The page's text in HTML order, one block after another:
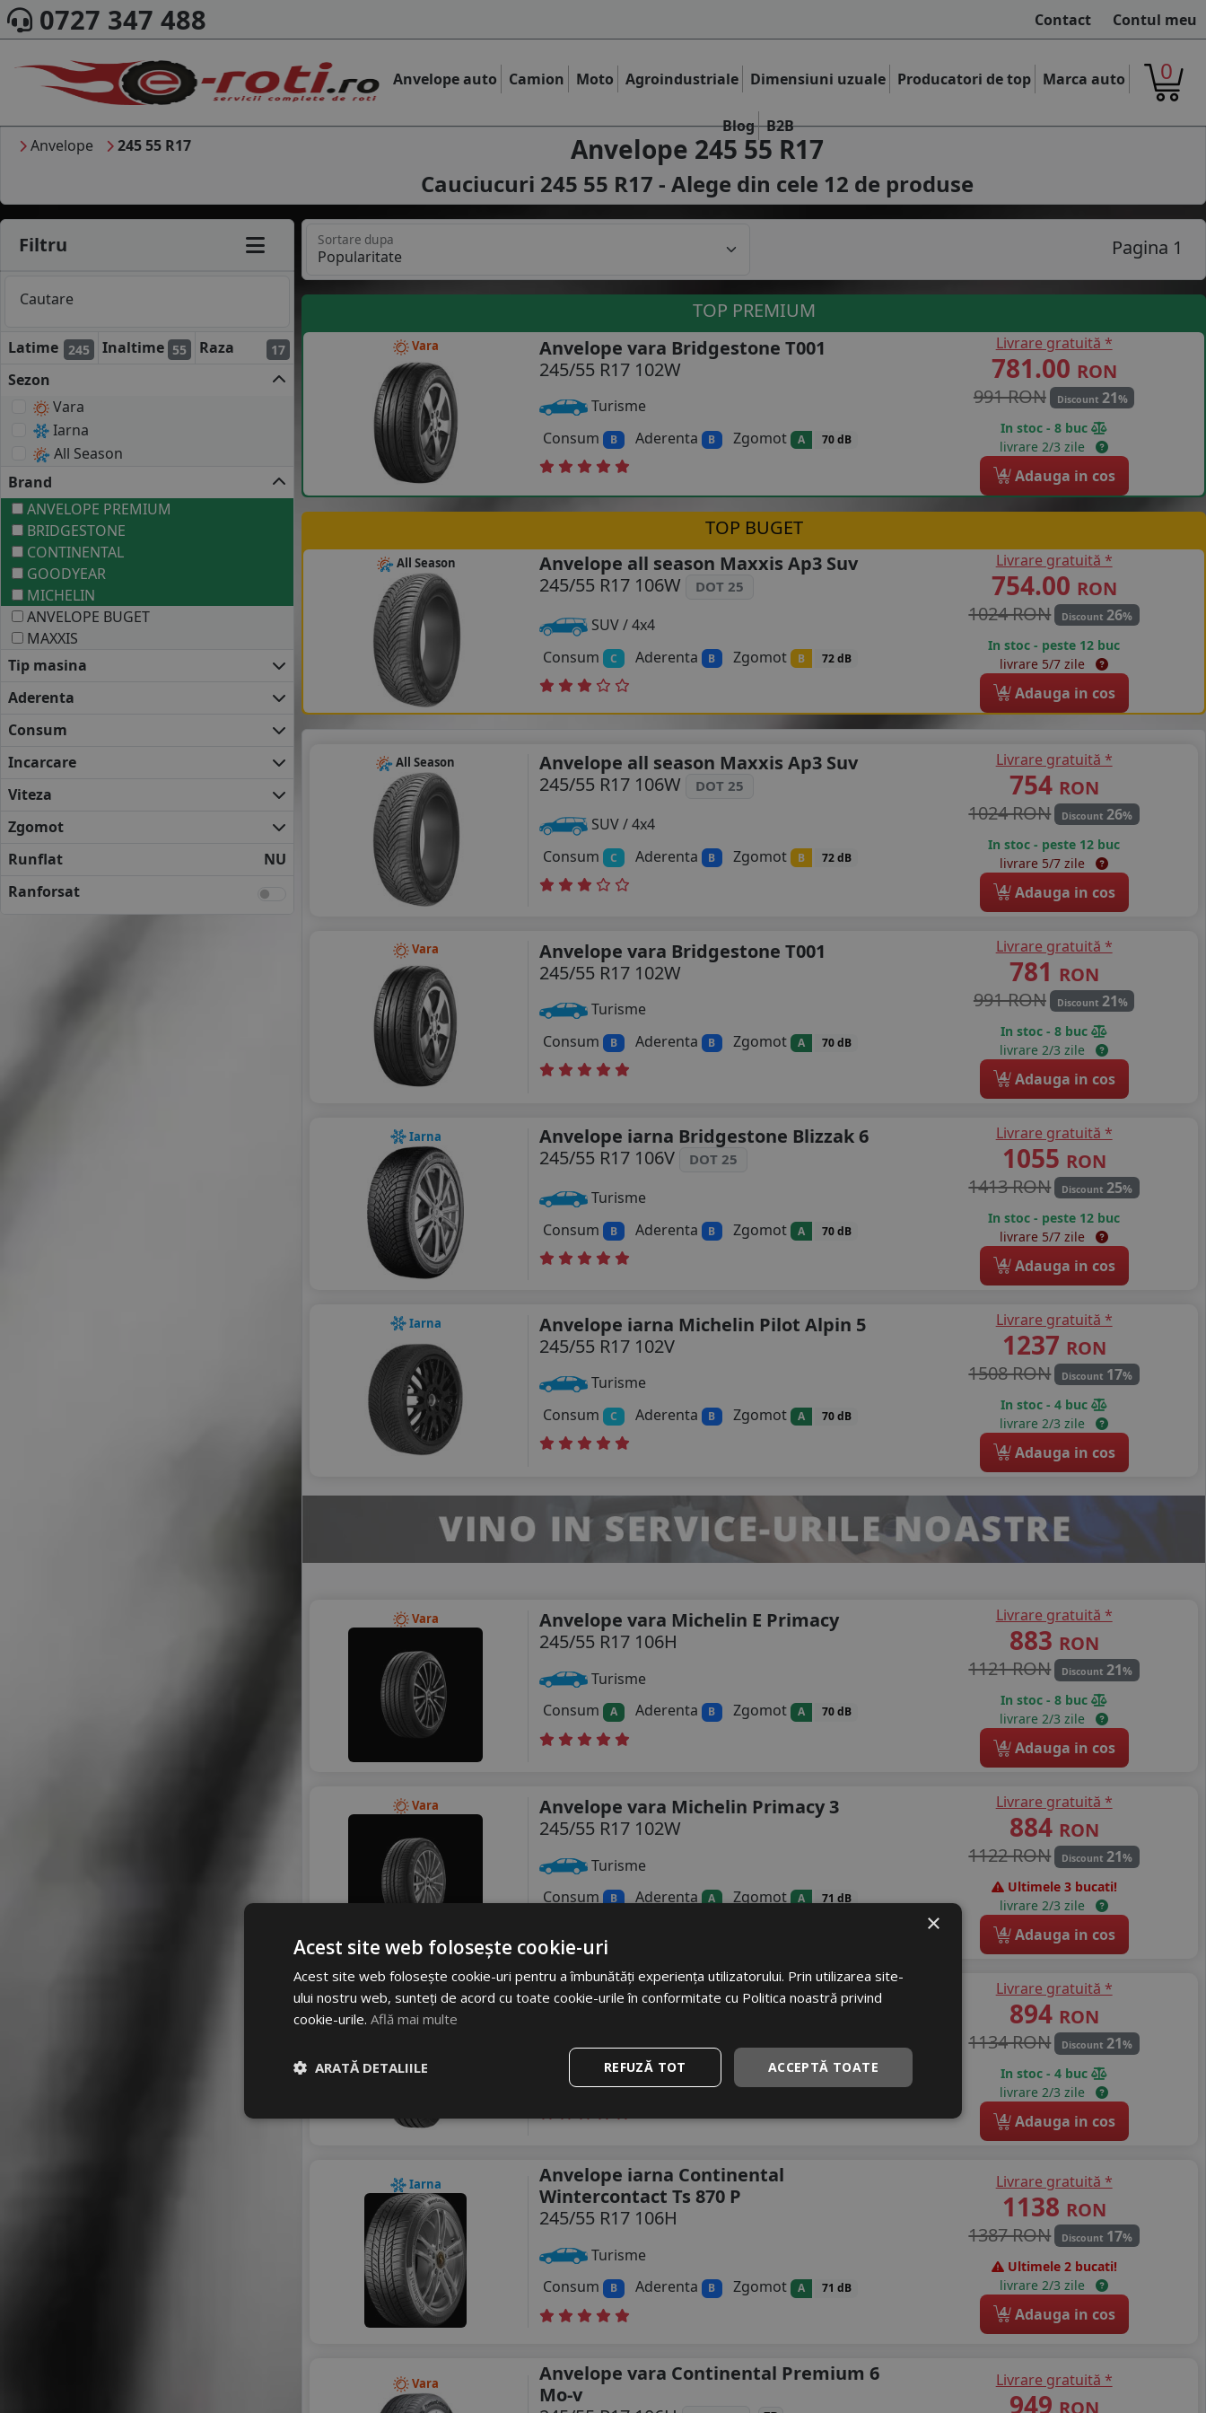
0727 347 488 Contact Contul meu
Anvelope auto Camion Moto Agroindustriale Dimensiuni uzuale Producatori de top Marca auto
Blog B2B
0
Anvelope 245 55 R17 Anvelope 245 55 R17
Cauciucuri 245 55 R17 - Alege din cele 12 de produse
Filtru
Cautare
Latime 245 Inaltime 55 Raza 17
Sezon
Vara
Iarna
All Season
Brand
ANVELOPE PREMIUM
BRIDGESTONE
CONTINENTAL
GOODYEAR
MICHELIN
ANVELOPE BUGET
MAXXIS
Tip masina
Aderenta
Consum
Incarcare
Viteza
Zgomot
Runflat
NU
Ranforsat
Sortare dupa Pagina 1
TOP PREMIUM
Vara
Anvelope vara Bridgestone T001
245/55 R17 102W
Turisme
Consum
B Aderenta B Zgomot A 70 dB
Livrare gratuită *
781.00 RON
991 RON
Discount 21%
In stoc - 8 buc
livrare 2/3 zile
4 Adauga in cos
TOP BUGET
All Season
Anvelope all season Maxxis Ap3 Suv
245/55 R17 106W
DOT 25
SUV / 4x4
Consum
C Aderenta B Zgomot B 72 dB
Livrare gratuită *
754.00 RON
1024 RON
Discount26%
In stoc - peste 12 buc
livrare 5/7 zile
4 Adauga in cos
All Season
Anvelope all season Maxxis Ap3 Suv
245/55 R17 106W
DOT 25
SUV / 4x4
Consum
C Aderenta B Zgomot B 72 dB
Livrare gratuită *
754 RON
1024 RON
Discount26%
In stoc - peste 12 buc
livrare 5/7 zile
4 Adauga in cos
Vara
Anvelope vara Bridgestone T001
245/55 R17 102W
Turisme
Consum
B Aderenta B Zgomot A 70 dB
Livrare gratuită *
781 RON
991 RON
Discount 21%
In stoc - 8 buc
livrare 2/3 zile
4 Adauga in cos
Iarna
Anvelope iarna Bridgestone Blizzak 6
245/55 R17 106V
DOT 25
Turisme
Consum
B Aderenta B Zgomot A 70 dB
Livrare gratuită *
1055 RON
1413 RON
Discount25%
In stoc - peste 12 buc
livrare 5/7 zile
4 Adauga in cos
Iarna
Anvelope iarna Michelin Pilot Alpin 5
245/55 R17 102V
Turisme
Consum
C Aderenta B Zgomot A 70 dB
Livrare gratuită *
1237 RON
1508 RON
Discount 17%
In stoc - 4 buc
livrare 2/3 zile
4 Adauga in cos
Vara
Anvelope vara Michelin E Primacy
245/55 R17 106H
Turisme
Consum
A Aderenta B Zgomot A 70 dB
Livrare gratuită *
883 RON
1121 RON
Discount21%
In stoc - 8 buc
livrare 2/3 zile
4 Adauga in cos
Vara
Anvelope vara Michelin Primacy 3
245/55 R17 102W
Turisme
Consum
B Aderenta A Zgomot A 71 dB
Livrare gratuită *
884 RON
1122 RON
Discount21%
Ultimele 3 bucati!
livrare 2/3 zile
4 Adauga in cos
Vara
Anvelope vara Michelin Primacy 3 Grnx
Turisme
Consum B Aderenta A Zgomot A 71 dB
Livrare gratuită *
894 RON
1134 RON
Discount21%
In stoc - 4 buc
livrare 2/3 zile
4 Adauga in cos
Iarna
Anvelope iarna Continental
Wintercontact Ts 870 P
245/55 R17 106H
Turisme
Consum
B Aderenta B Zgomot A 71 dB
Livrare gratuită *
1138 RON
1387 RON
Discount 17%
Ultimele 2 bucati!
livrare 2/3 zile
4 Adauga in cos
Vara
Anvelope vara Continental Premium 6
Mo-v
Livrare gratuită *
949
×
Acest site web folosește cookie-uri
Acest site web folosește cookie-uri pentru a îmbunătăți experiența utilizatorului. Prin utilizarea site-
ului nostru web, sunteți de acord cu toate cookie-urile în conformitate cu Politica noastră privind
cookie-urile. Află mai multe
ACCEPTĂ TOATE
REFUZĂ TOT
ARATĂ DETALIILE